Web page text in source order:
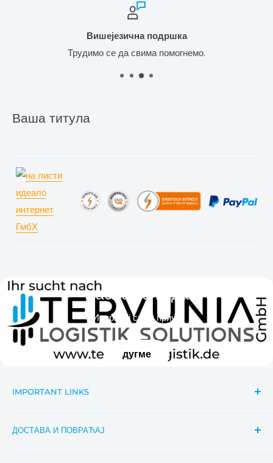
помогнемо.
Најпровјеренији и
Ваша титула
Наслов слајда
Испричај своју причу
дугме
IMPORTANT LINKS
Contact
ДОСТАВА И ПОВРАЋАЈ